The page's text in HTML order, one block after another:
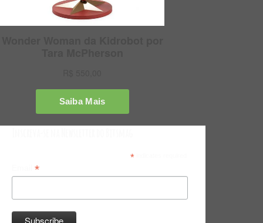
*indicates required
*